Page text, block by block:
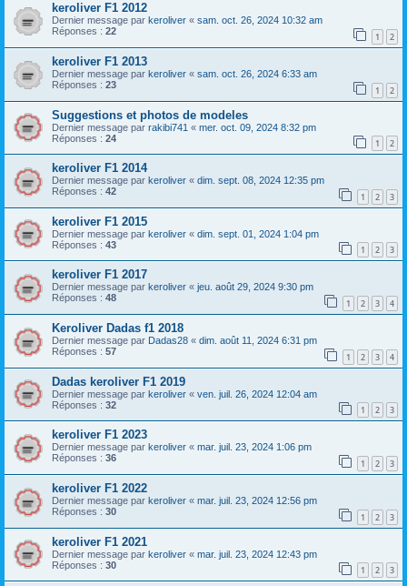
keroliver F1 2012
Dernier message par keroliver « sam. oct. 26, 2024 10:32 am
Réponses : 22 1 2
keroliver F1 2013
Dernier message par keroliver « sam. oct. 26, 2024 6:33 am
Réponses : 23 1 2
Suggestions et photos de modeles
Dernier message par rakibi741 « mer. oct. 09, 2024 8:32 pm
Réponses : 24 1 2
keroliver F1 2014
Dernier message par keroliver « dim. sept. 08, 2024 12:35 pm
Réponses : 42 1 2 3
keroliver F1 2015
Dernier message par keroliver « dim. sept. 01, 2024 1:04 pm
Réponses : 43 1 2 3
keroliver F1 2017
Dernier message par keroliver « jeu. août 29, 2024 9:30 pm
Réponses : 48 1 2 3 4
Keroliver Dadas f1 2018
Dernier message par Dadas28 « dim. août 11, 2024 6:31 pm
Réponses : 57 1 2 3 4
Dadas keroliver F1 2019
Dernier message par keroliver « ven. juil. 26, 2024 12:04 am
Réponses : 32 1 2 3
keroliver F1 2023
Dernier message par keroliver « mar. juil. 23, 2024 1:06 pm
Réponses : 36 1 2 3
keroliver F1 2022
Dernier message par keroliver « mar. juil. 23, 2024 12:56 pm
Réponses : 30 1 2 3
keroliver F1 2021
Dernier message par keroliver « mar. juil. 23, 2024 12:43 pm
Réponses : 30 1 2 3